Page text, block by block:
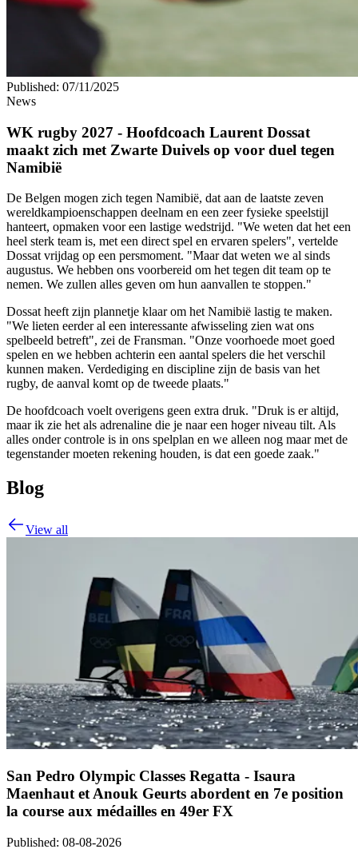
Published: 07/11/2025
News
WK rugby 2027 - Hoofdcoach Laurent Dossat
maakt zich met Zwarte Duivels op voor duel tegen
Namibië
De Belgen mogen zich tegen Namibië, dat aan de laatste zeven
wereldkampioenschappen deelnam en een zeer fysieke speelstijl
hanteert, opmaken voor een lastige wedstrijd. "We weten dat het een
heel sterk team is, met een direct spel en ervaren spelers", vertelde
Dossat vrijdag op een persmoment. "Maar dat weten we al sinds
augustus. We hebben ons voorbereid om het tegen dit team op te
nemen. We zullen alles geven om hun aanvallen te stoppen."
Dossat heeft zijn plannetje klaar om het Namibië lastig te maken.
"We lieten eerder al een interessante afwisseling zien wat ons
spelbeeld betreft", zei de Fransman. "Onze voorhoede moet goed
spelen en we hebben achterin een aantal spelers die het verschil
kunnen maken. Verdediging en discipline zijn de basis van het
rugby, de aanval komt op de tweede plaats."
De hoofdcoach voelt overigens geen extra druk. "Druk is er altijd,
maar ik zie het als adrenaline die je naar een hoger niveau tilt. Als
alles onder controle is in ons spelplan en we alleen nog maar met de
tegenstander moeten rekening houden, is dat een goede zaak."
Blog
View all
San Pedro Olympic Classes Regatta - Isaura
Maenhaut et Anouk Geurts abordent en 7e position
la course aux médailles en 49er FX
Published: 08-08-2026